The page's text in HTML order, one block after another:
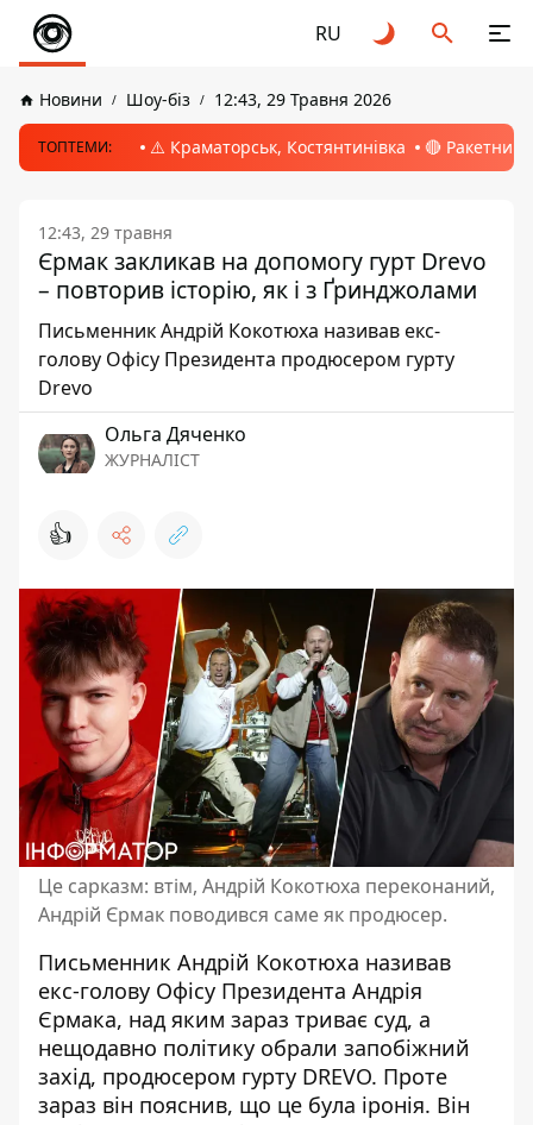
RU
Новини Шоу-біз 12:43, 29 Травня 2026
ТОПТЕМИ: ⚠️ Краматорськ, Костянтинівка 🔴 Ракетний
12:43, 29 травня
Єрмак закликав на допомогу гурт Drevo
– повторив історію, як і з Ґринджолами
Письменник Андрій Кокотюха називав екс-
голову Офісу Президента продюсером гурту
Drevo
Ольга Дяченко
ЖУРНАЛІСТ
👍
Це сарказм: втім, Андрій Кокотюха переконаний,
Андрій Єрмак поводився саме як продюсер.
Письменник Андрій Кокотюха називав
екс-голову Офісу Президента Андрія
Єрмака, над яким зараз триває суд, а
нещодавно політику обрали запобіжний
захід, продюсером гурту DREVO. Проте
зараз він пояснив, що це була іронія. Він